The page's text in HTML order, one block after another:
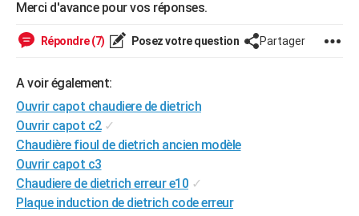
VOYAGE
BONS PLANS
CARTE DE VOEUX
Carte de Noël
Carte Bonne année
Carte Saint-Valentin
Carte Pâques
Carte d'anniversaire
DICTIONNAIRE
Merci d'avance pour vos réponses.
Répondre (7) Posez votre question Partager
A voir également:
Ouvrir capot chaudiere de dietrich
Ouvrir capot c2 ✓
Chaudière fioul de dietrich ancien modèle
Ouvrir capot c3
Chaudiere de dietrich erreur e10 ✓
Plaque induction de dietrich code erreur